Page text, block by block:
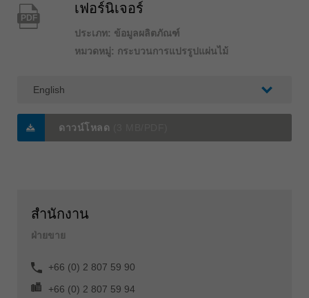
PDF
เฟอร์นิเจอร์
ประเภท: ข้อมูลผลิตภัณฑ์
หมวดหมู่: กระบวนการแปรรูปแผ่นไม้
ดาวน์โหลด
สำนักงาน
ฝ่ายขาย
+66 (0) 2 807 59 90
+66 (0) 2 807 59 94